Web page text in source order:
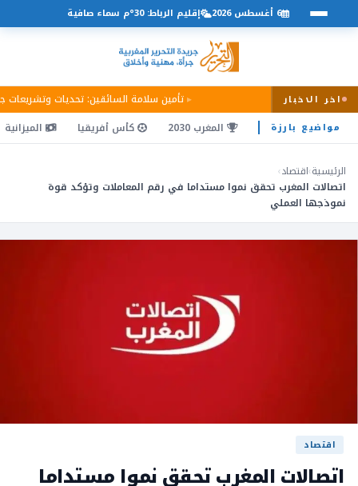
اخر الاخبار تأمين سلامة السائقين: تحديات وتشريعات
6 أغسطس 2026 إقليم الرباط: 30°م سماء صافية
مواضيع بارزة المغرب 2030 كأس أفريقيا الميزانية
الرئيسية›اقتصاد›
اتصالات المغرب تحقق نموا مستداما في رقم المعاملات وتؤكد قوة
نموذجها العملي
اقتصاد
اتصالات المغرب تحقق نموا مستداما